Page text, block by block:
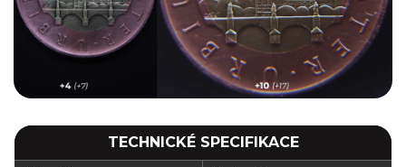
TECHNICKÉ SPECIFIKACE